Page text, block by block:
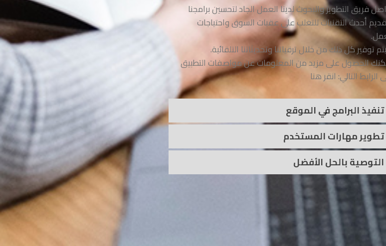
فريق التطوير والبحوث لدينا العمل الجاد لتحسين برامجنا
أحدث التقنيات للتغلب على عقبات السوق واحتياجات
توفير كل ذلك من خلال ترقياتنا وتحديثاتنا التلقائية.
الحصول على مزيد من المعلومات عن مواصفات التطبيق
الرابط التالي: انقر هنا
تنفيذ البرامج في الموقع
تطوير مهارات المستخدم
التوصية بالحل الأفضل